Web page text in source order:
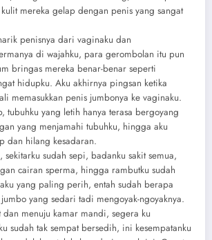
mereka gelap dengan penis yang sangat
penisnya dari vaginaku dan
di wajahku, para gerombolan itu pun
bringas mereka benar-benar seperti
hidupku. Aku akhirnya pingsan ketika
memasukkan penis jumbonya ke vaginaku.
tubuhku yang letih hanya terasa bergoyang
yang menjamahi tubuhku, hingga aku
dan hilang kesadaran.
sekitarku sudah sepi, badanku sakit semua,
cairan sperma, hingga rambutku sudah
yang paling perih, entah sudah berapa
yang sedari tadi mengoyak-ngoyaknya.
menuju kamar mandi, segera ku
sudah tak sempat bersedih, ini kesempatanku